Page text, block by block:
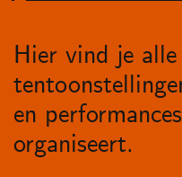
Hier vind je alle
en
organiseert.